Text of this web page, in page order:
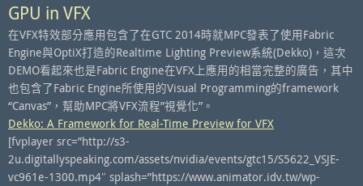
GPU in VFX
在VFX特效部分應用包含了在GTC 2014時就MPC發表了使用Fabric
Engine與OptiX打造的Realtime Lighting Preview系統(Dekko)，這次
DEMO看起來也是Fabric Engine在VFX上應用的相當完整的廣告，其中
也包含了Fabric Engine所使用的Visual Programming的framework
“Canvas”，幫助MPC將VFX流程”視覺化”。
Dekko: A Framework for Real-Time Preview for VFX
[fvplayer src=”http://s3-
2u.digitallyspeaking.com/assets/nvidia/events/gtc15/S5622_VSJE-
vc961e-1300.mp4″ splash=”https://www.animator.idv.tw/wp-